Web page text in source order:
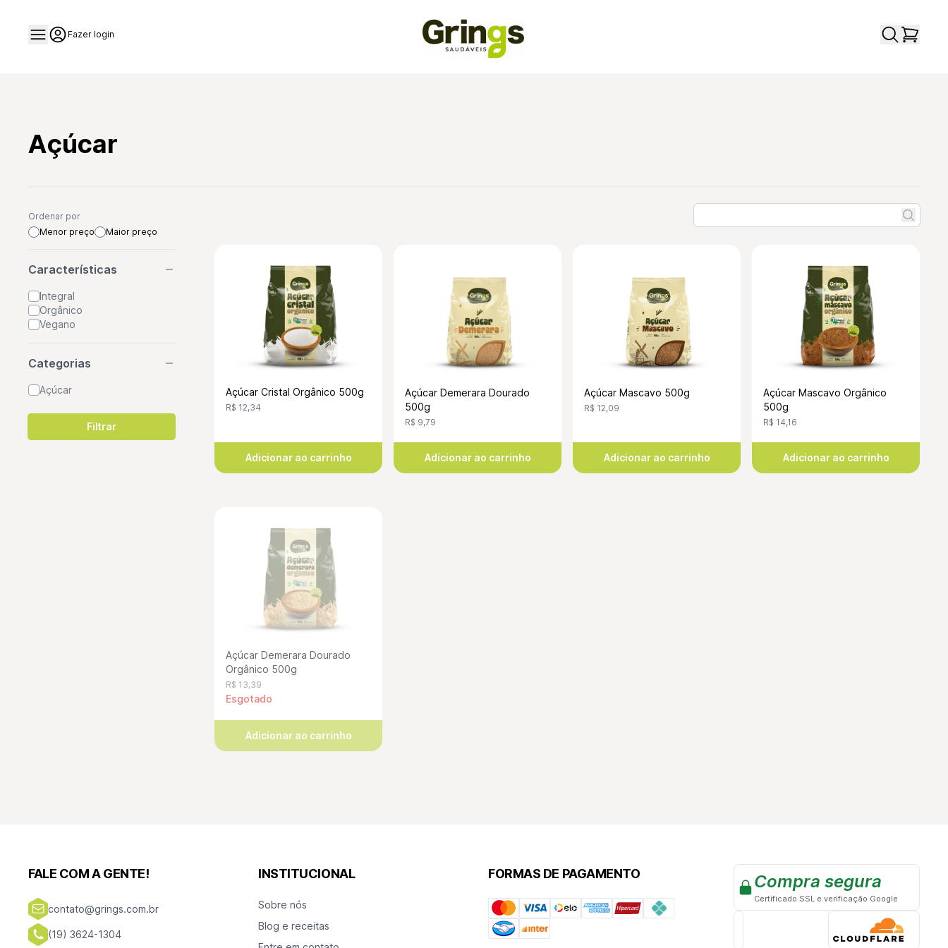
Fazer login
Açúcar
Ordenar por
Menor preço
Maior preço
Características
Integral
Orgânico
Vegano
Categorias
Açúcar Açúcar Cristal Orgânico 500g
R$ 12,34
Adicionar ao carrinho
Açúcar Demerara Dourado
500g
R$ 9,79
Adicionar ao carrinho
Açúcar Mascavo 500g
R$ 12,09
Adicionar ao carrinho
Açúcar Mascavo Orgânico
500g
R$ 14,16
Adicionar ao carrinho
Açúcar Demerara Dourado
Orgânico 500g
R$ 13,39
Esgotado
Adicionar ao carrinho
FALE COM A GENTE!
contato@grings.com.br
(19) 3624-1304
INSTITUCIONAL
Sobre nós
Blog e receitas
FORMAS DE PAGAMENTO Compra segura
Certificado SSL e verificação Google